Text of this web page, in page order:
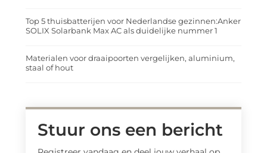
Top 5 thuisbatterijen voor Nederlandse gezinnen:Anker
SOLIX Solarbank Max AC als duidelijke nummer 1
Materialen voor draaipoorten vergelijken, aluminium,
staal of hout
Stuur ons een bericht